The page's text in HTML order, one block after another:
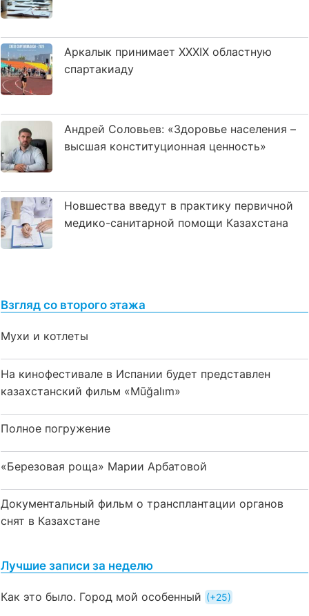
Аркалык принимает XXXIX областную
спартакиаду
Андрей Соловьев: «Здоровье населения –
высшая конституционная ценность»
Новшества введут в практику первичной
медико-санитарной помощи Казахстана
Взгляд со второго этажа
Мухи и котлеты
На кинофестивале в Испании будет представлен
казахстанский фильм «Mūğalım»
Полное погружение
«Березовая роща» Марии Арбатовой
Документальный фильм о трансплантации органов
снят в Казахстане
Лучшие записи за неделю
Как это было. Город мой особенный +25